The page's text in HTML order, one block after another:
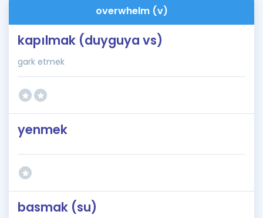
İngilizce Grameroverwhelm (v)
kapılmak (duyguya vs)
gark etmek
yenmek
basmak (su)